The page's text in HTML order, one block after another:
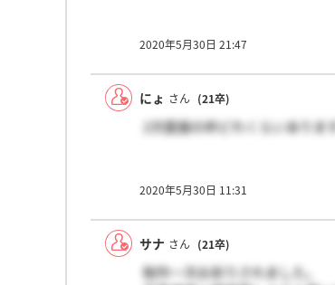
2020年5月30日 21:47
にょ さん (21卒)
2次面接の枠どれくらいありま
2020年5月30日 11:31
サナ さん (21卒)
制作一次お祈りされました。